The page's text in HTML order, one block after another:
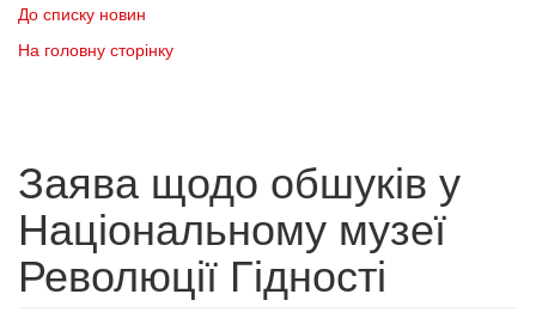
До списку новин
На головну сторінку
Заява щодо обшуків у
Національному музеї
Революції Гідності